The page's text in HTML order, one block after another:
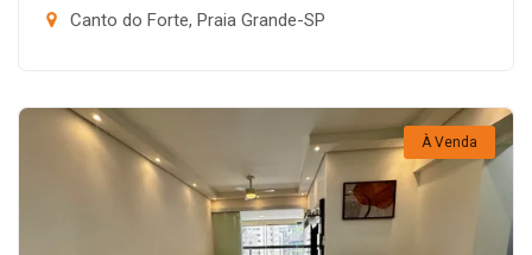
Canto do Forte, Praia Grande-SP
À Venda